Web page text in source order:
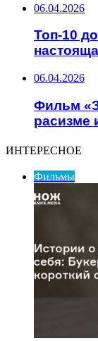
06.04.2026
Топ-10
06.04.2026
Фильм
расизме
ИНТЕРЕСНОЕ
Фильмы